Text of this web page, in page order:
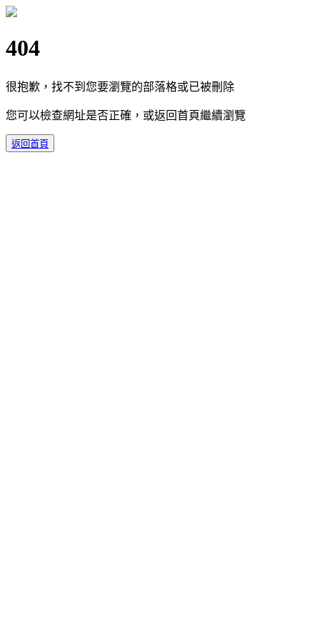
404
很抱歉，找不到您要瀏覽的部落格或已被刪除
您可以檢查網址是否正確，或返回首頁繼續瀏覽
返回首頁